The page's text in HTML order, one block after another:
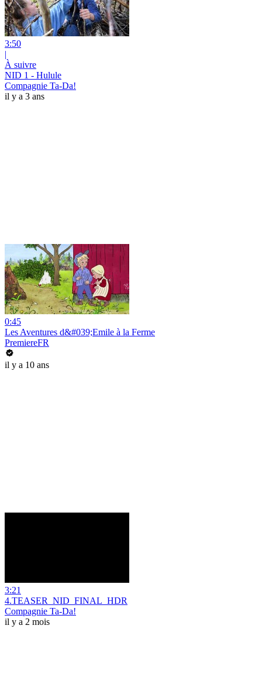
3:50
|
À suivre
NID 1 - Hulule
Compagnie Ta-Da!
il y a 3 ans
0:45
Les Aventures d&#039;Emile à la Ferme
PremiereFR
il y a 10 ans
3:21
4.TEASER_NID_FINAL_HDR
Compagnie Ta-Da!
il y a 2 mois